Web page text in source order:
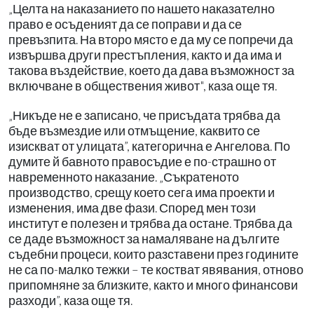
„Целта на наказанието по нашето наказателно
право е осъденият да се поправи и да се
превъзпита. На второ място е да му се попречи да
извършва други престъпления, както и да има и
такова въздействие, което да дава възможност за
включване в обществения живот", каза още тя.
„Никъде не е записано, че присъдата трябва да
бъде възмездие или отмъщение, каквито се
изискват от улицата”, категорична е Ангелова. По
думите й бавното правосъдие е по-страшно от
навременното наказание. „Съкратеното
производство, срещу което сега има проекти и
изменения, има две фази. Според мен този
институт е полезен и трябва да остане. Трябва да
се даде възможност за намаляване на дългите
съдебни процеси, които разставени през годините
не са по-малко тежки – те костват явявания, отново
припомняне за близките, както и много финансови
разходи”, каза още тя.